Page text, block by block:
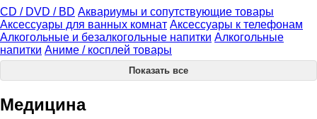
CD / DVD / BD Аквариумы и сопутствующие товары
Аксессуары для ванных комнат Аксессуары к телефонам
Алкогольные и безалкогольные напитки Алкогольные
напитки Аниме / косплей товары
Показать все
Медицина